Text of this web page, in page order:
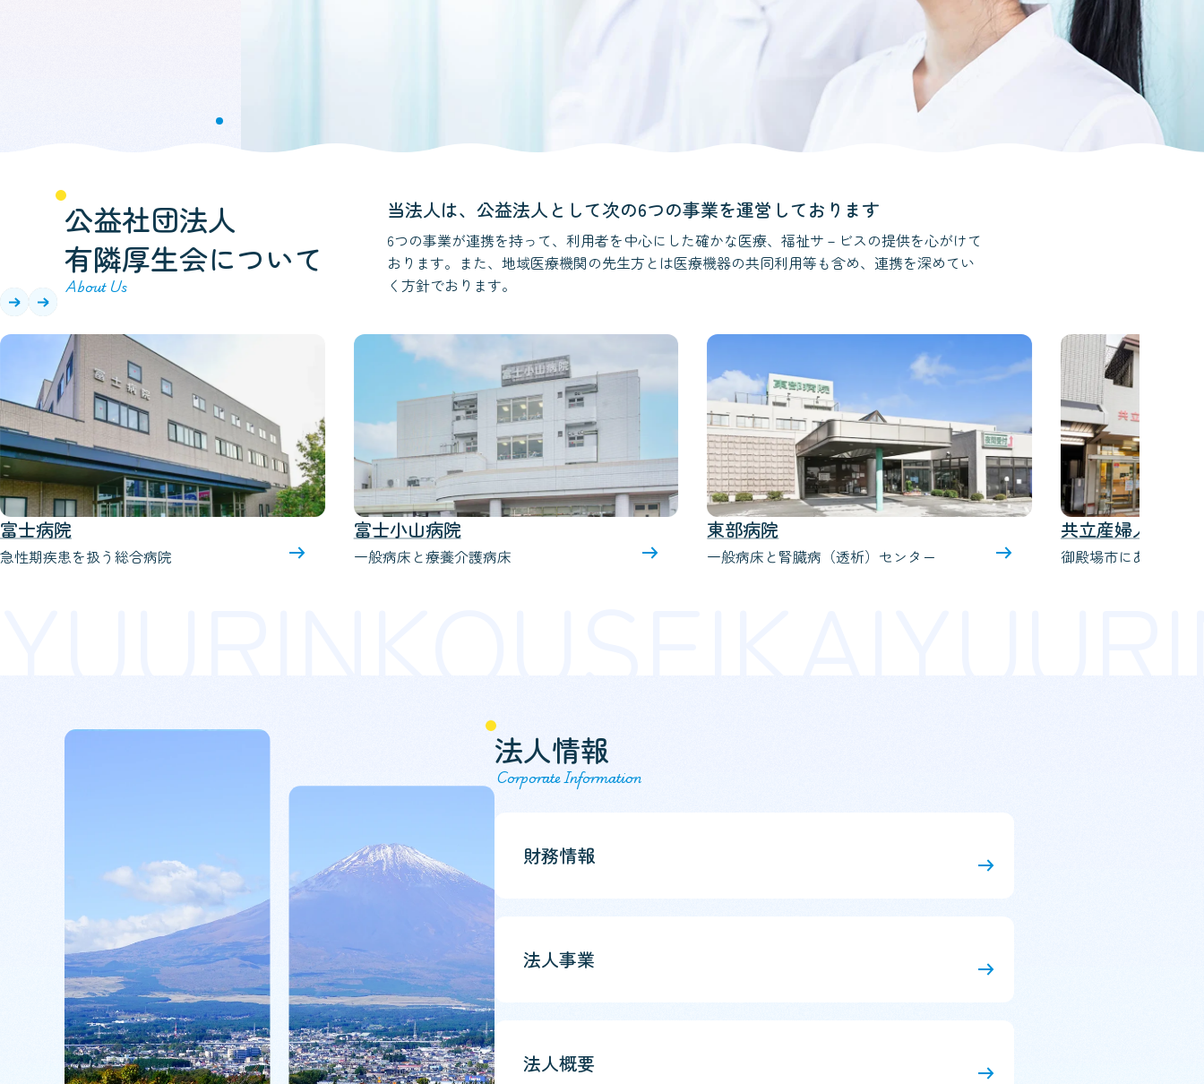
公益社団法人
有隣厚生会について
当法人は、公益法人として次の6つの事業を運営しております
6つの事業が連携を持って、利用者を中心にした確かな医療、福祉サ－ビスの提供を心がけて
おります。また、地域医療機関の先生方とは医療機器の共同利用等も含め、連携を深めてい
く方針でおります。
富士小山病院
一般病床と療養介護病床
東部病院
一般病床と腎臓病（透析）センター
共立産婦人科医院
御殿場市にある産婦人科医院
御殿場透析クリ
透析治療
法人情報
財務情報
法人事業
法人概要